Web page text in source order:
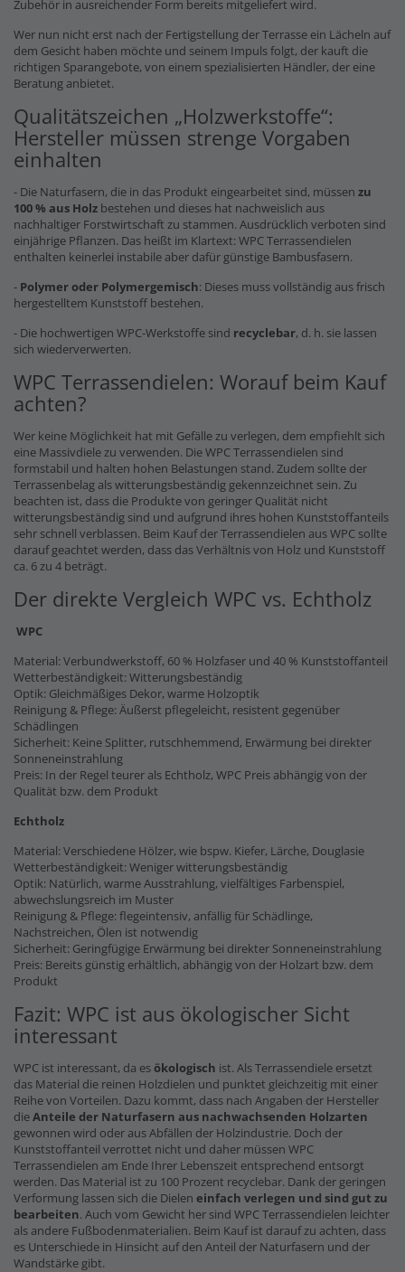
Zubehör in ausreichender Form bereits mitgeliefert wird.
Wer nun nicht erst nach der Fertigstellung der Terrasse ein Lächeln auf
dem Gesicht haben möchte und seinem Impuls folgt, der kauft die
richtigen Sparangebote, von einem spezialisierten Händler, der eine
Beratung anbietet.
Qualitätszeichen „Holzwerkstoffe“:
Hersteller müssen strenge Vorgaben
einhalten
- Die Naturfasern, die in das Produkt eingearbeitet sind, müssen zu
100 % aus Holz bestehen und dieses hat nachweislich aus
nachhaltiger Forstwirtschaft zu stammen. Ausdrücklich verboten sind
einjährige Pflanzen. Das heißt im Klartext: WPC Terrassendielen
enthalten keinerlei instabile aber dafür günstige Bambusfasern.
- Polymer oder Polymergemisch: Dieses muss vollständig aus frisch
hergestelltem Kunststoff bestehen.
- Die hochwertigen WPC-Werkstoffe sind recyclebar, d. h. sie lassen
sich wiederverwerten.
WPC Terrassendielen: Worauf beim Kauf
achten?
Wer keine Möglichkeit hat mit Gefälle zu verlegen, dem empfiehlt sich
eine Massivdiele zu verwenden. Die WPC Terrassendielen sind
formstabil und halten hohen Belastungen stand. Zudem sollte der
Terrassenbelag als witterungsbeständig gekennzeichnet sein. Zu
beachten ist, dass die Produkte von geringer Qualität nicht
witterungsbeständig sind und aufgrund ihres hohen Kunststoffanteils
sehr schnell verblassen. Beim Kauf der Terrassendielen aus WPC sollte
darauf geachtet werden, dass das Verhältnis von Holz und Kunststoff
ca. 6 zu 4 beträgt.
Der direkte Vergleich WPC vs. Echtholz
WPC
Material: Verbundwerkstoff, 60 % Holzfaser und 40 % Kunststoffanteil
Wetterbeständigkeit: Witterungsbeständig
Optik: Gleichmäßiges Dekor, warme Holzoptik
Reinigung & Pflege: Äußerst pflegeleicht, resistent gegenüber
Schädlingen
Sicherheit: Keine Splitter, rutschhemmend, Erwärmung bei direkter
Sonneneinstrahlung
Preis: In der Regel teurer als Echtholz, WPC Preis abhängig von der
Qualität bzw. dem Produkt
Echtholz
Material: Verschiedene Hölzer, wie bspw. Kiefer, Lärche, Douglasie
Wetterbeständigkeit: Weniger witterungsbeständig
Optik: Natürlich, warme Ausstrahlung, vielfältiges Farbenspiel,
abwechslungsreich im Muster
Reinigung & Pflege: flegeintensiv, anfällig für Schädlinge,
Nachstreichen, Ölen ist notwendig
Sicherheit: Geringfügige Erwärmung bei direkter Sonneneinstrahlung
Preis: Bereits günstig erhältlich, abhängig von der Holzart bzw. dem
Produkt
Fazit: WPC ist aus ökologischer Sicht
interessant
WPC ist interessant, da esökologisch ist. Als Terrassendiele ersetzt
das Material die reinen Holzdielen und punktet gleichzeitig mit einer
Reihe von Vorteilen. Dazu kommt, dass nach Angaben der Hersteller
dieAnteile der Naturfasern aus nachwachsenden Holzarten
gewonnen wird oder aus Abfällen der Holzindustrie. Doch der
Kunststoffanteil verrottet nicht und daher müssen WPC
Terrassendielen am Ende Ihrer Lebenszeit entsprechend entsorgt
werden. Das Material ist zu 100 Prozent recyclebar. Dank der geringen
Verformung lassen sich die Dielen einfach verlegen und sind gut zu
bearbeiten. Auch vom Gewicht her sind WPC Terrassendielen leichter
als andere Fußbodenmaterialien. Beim Kauf ist darauf zu achten, dass
es Unterschiede in Hinsicht auf den Anteil der Naturfasern und der
Wandstärke gibt.